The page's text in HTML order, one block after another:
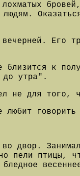
Его
к
до утра".
для того,
говорить
двор.
пели птицы,